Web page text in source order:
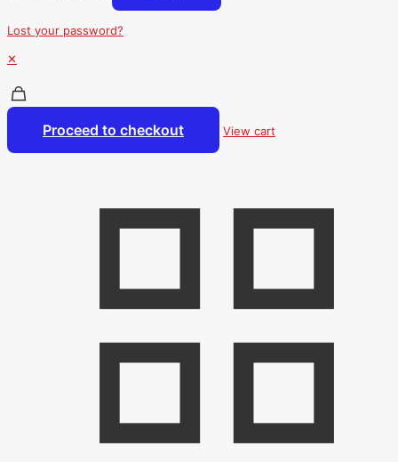
Lost your password?
✕
Proceed to checkout View cart